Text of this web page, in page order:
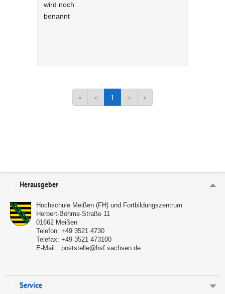
wird noch
benannt
« < 1 > »
Service
Herausgeber
Hochschule Meißen (FH) und Fortbildungszentrum
Herbert-Böhme-Straße 11
01662 Meißen
Telefon: +49 3521 4730
Telefax: +49 3521 473100
E-Mail:
poststelle@hsf.sachsen.de
Service